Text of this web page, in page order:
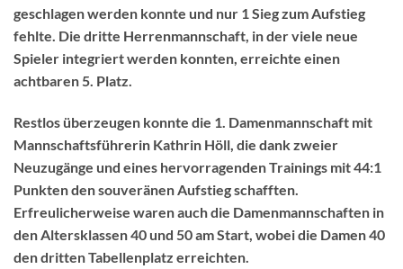
geschlagen werden konnte und nur 1 Sieg zum Aufstieg
fehlte. Die dritte Herrenmannschaft, in der viele neue
Spieler integriert werden konnten, erreichte einen
achtbaren 5. Platz.
Restlos überzeugen konnte die 1. Damenmannschaft mit
Mannschaftsführerin Kathrin Höll, die dank zweier
Neuzugänge und eines hervorragenden Trainings mit 44:1
Punkten den souveränen Aufstieg schafften.
Erfreulicherweise waren auch die Damenmannschaften in
den Altersklassen 40 und 50 am Start, wobei die Damen 40
den dritten Tabellenplatz erreichten.